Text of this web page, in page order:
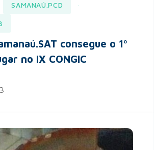
SAMANAÚ.PCD ·
consegue o 1º
no IX CONGIC